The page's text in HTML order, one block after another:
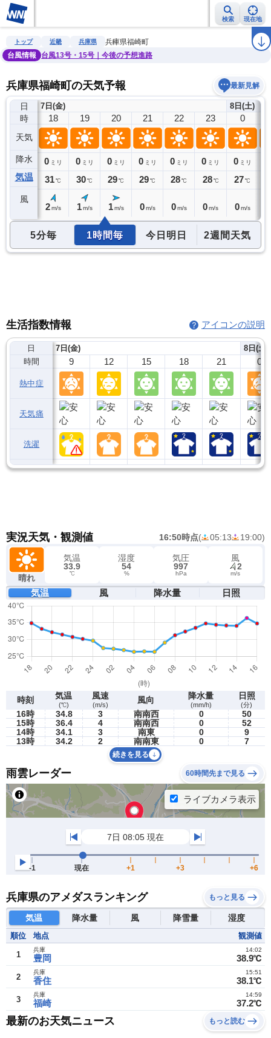
検索 現在地
雨雲レーダー 台風情報 地震情報 ラ
トップ 近畿 兵庫県
兵庫県福崎町
台風情報
台風13号・15号｜今後の予想進路
兵庫県福崎町の天気予報 最新見解
日
時
天気
降水
気温
風
7日(金)
17
0ミリ
32℃
18
0 ミリ
31℃
2 m/s
19
0 ミリ
30℃
1 m/s
20
0 ミリ
29℃
1 m/s
21
0 ミリ
29℃
0 m/s
22
0 ミリ
28℃
0 m/s
23
0 ミリ
28 ℃
0m/s
8日(土)
0
0 ミリ
27℃
0 m/s
5分毎 1時間毎 今日明日 2週間天気
生活指数情報 アイコンの説明
日
時間
熱中症
天気痛
洗濯
7日(金)
9 12 15 18 21
8日(土)
0
実況天気・観測値 16:50時点( 05:13 19:00)
晴れ
気温
33.9
℃
湿度
54
%
気圧
997
hPa
風
2
m/s
気温 風 降水量 日照
時刻 気温
(℃)
風速
(m/s) 風向 降水量
(mm/h)
日照
(分)
16時 34.8 3 南南西 0
50
15時
36.4 4 南南西 0
52
14時
34.1 3 南東 0
9
13時
34.2 2 南南東 0 7
続きを見る
雨雲レーダー 60時間先まで見る
兵庫県のアメダスランキング もっと見る
気温 降水量 風 降雪量 湿度
順位 地点 観測値
1 豊岡
兵庫
38.9℃
14:02
2 香住
兵庫
38.1℃
15:51
3 福崎
兵庫
37.2℃
14:59
最新のお天気ニュース もっと読む